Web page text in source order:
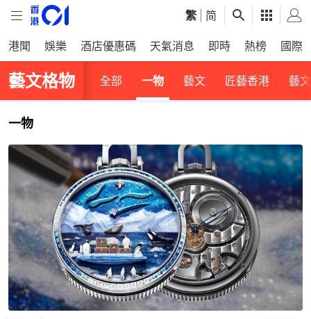
繁 简
港聞 娛樂 酒店優惠碼 天氣消息 即時 熱榜 國際
藝文格物 全部 一物 藝文 匠藝香港 藝
一物